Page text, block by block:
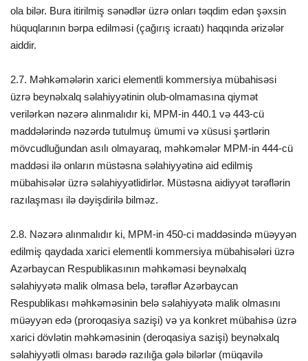
ola bilər. Bura itirilmiş sənədlər üzrə onları təqdim edən şəxsin
hüquqlarının bərpa edilməsi (çağırış icraatı) haqqında ərizələr
aiddir.
2.7. Məhkəmələrin xarici elementli kommersiya mübahisəsi
üzrə beynəlxalq səlahiyyətinin olub-olmamasına qiymət
verilərkən nəzərə alınmalıdır ki, MPM-in 440.1 və 443-cü
maddələrində nəzərdə tutulmuş ümumi və xüsusi şərtlərin
mövcudluğundan asılı olmayaraq, məhkəmələr MPM-in 444-cü
maddəsi ilə onların müstəsna səlahiyyətinə aid edilmiş
mübahisələr üzrə səlahiyyətlidirlər. Müstəsna aidiyyət tərəflərin
razılaşması ilə dəyişdirilə bilməz.
2.8. Nəzərə alınmalıdır ki, MPM-in 450-ci maddəsində müəyyən
edilmiş qaydada xarici elementli kommersiya mübahisələri üzrə
Azərbaycan Respublikasının məhkəməsi beynəlxalq
səlahiyyətə malik olmasa belə, tərəflər Azərbaycan
Respublikası məhkəməsinin belə səlahiyyətə malik olmasını
müəyyən edə (proroqasiya sazişi) və ya konkret mübahisə üzrə
xarici dövlətin məhkəməsinin (deroqasiya sazişi) beynəlxalq
səlahiyyətli olması barədə razılığa gələ bilərlər (müqavilə